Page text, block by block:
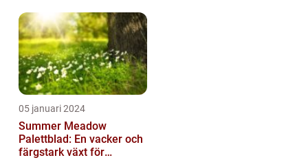
05 januari 2024
Summer Meadow
Palettblad: En vacker och
färgstark växt för